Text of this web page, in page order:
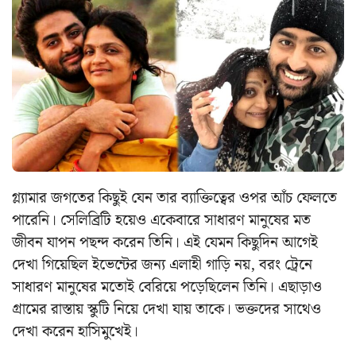
গ্ল্যামার জগতের কিছুই যেন তার ব্যাক্তিত্বের ওপর আঁচ ফেলতে
পারেনি। সেলিব্রিটি হয়েও একেবারে সাধারণ মানুষের মত
জীবন যাপন পছন্দ করেন তিনি। এই যেমন কিছুদিন আগেই
দেখা গিয়েছিল ইভেন্টের জন্য এলাহী গাড়ি নয়, বরং ট্রেনে
সাধারণ মানুষের মতোই বেরিয়ে পড়েছিলেন তিনি। এছাড়াও
গ্রামের রাস্তায় স্কুটি নিয়ে দেখা যায় তাকে। ভক্তদের সাথেও
দেখা করেন হাসিমুখেই।